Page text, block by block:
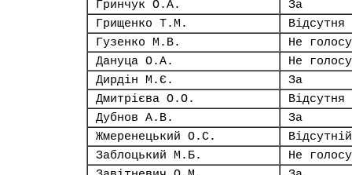
Гринчук О.А.
За
Грищенко Т.М.
Відсутня
Гузенко М.В.
Не
Дануца О.А.
Не
Дирдін М.Є.
За
Дмитрієва О.О.
Відсутня
Дубнов А.В.
За
Жмеренецький О.С.
Відсутній
Заблоцький М.Б.
Не